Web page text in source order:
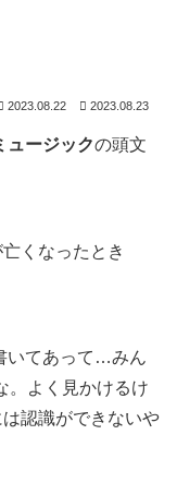
2023.08.22 2023.08.23
ュージックの頭文
くなったとき
いてあって…みん
。よく見かけるけ
認識ができないや